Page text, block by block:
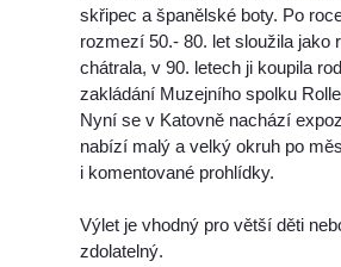
skřipec a španělské boty. Po
rozmezí 50.- 80. let sloužila jako
chátrala, v 90. letech ji koupila
zakládání Muzejního spolku
Nyní se v Katovně nachází
nabízí malý a velký okruh po
i komentované prohlídky.
Výlet je vhodný pro větší děti
zdolatelný.